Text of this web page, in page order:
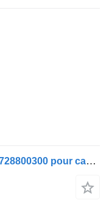
Soupape pneumatique WABCO 4728800300 pour camion IVECO Stralis, Trakker (2002-)